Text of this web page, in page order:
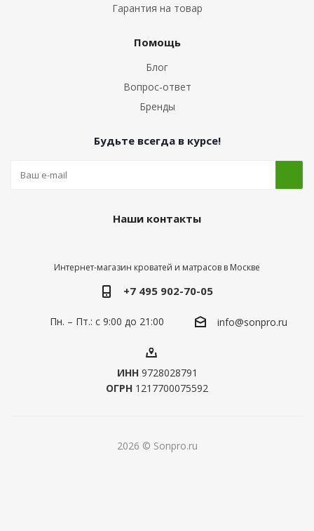
Гарантия на товар
Помощь
Блог
Вопрос-ответ
Бренды
Будьте всегда в курсе!
Наши контакты
Интернет-магазин кроватей и матрасов в Москве
+7 495 902-70-05
Пн. – Пт.: с 9:00 до 21:00 info@sonpro.ru
ИНН9728028791
ОГРН 1217700075592
2026 © Sonpro.ru